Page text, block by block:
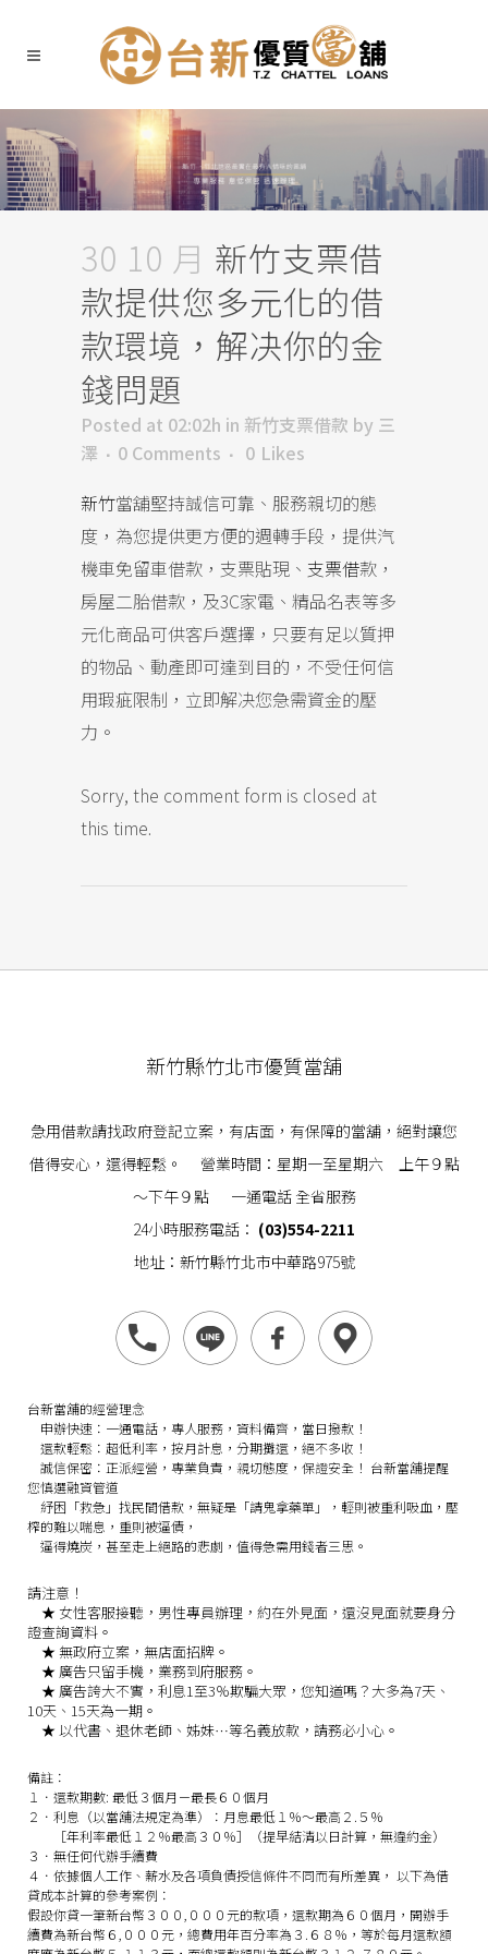
30 10 月 新竹支票借
款提供您多元化的借
款環境，解决你的金
錢問題
Posted at 02:02h in 新竹支票借款 by 三
澤
0 Comments 0 Likes
新竹當舖堅持誠信可靠、服務親切的態
度，為您提供更方便的週轉手段，提供汽
機車免留車借款，支票貼現、 支票借款，
房屋二胎借款，及3C家電、精品名表等多
元化商品可供客戶選擇，只要有足以質押
的物品、動產即可達到目的，不受任何信
用瑕疵限制，立即解决您急需資金的壓
力。
Sorry, the comment form is closed at
this time.
新竹縣竹北市優質當舖
急用借款請找政府登記立案，有店面，有保障的當舖，絕對讓您
借得安心，還得輕鬆。 營業時間：星期一至星期六 上午９點
～下午９點 一通電話 全省服務
24小時服務電話： (03)554-2211
地址：新竹縣竹北市中華路975號
台新當舖的經營理念
申辦快速： 一通電話，專人服務，資料備齊，當日撥款！
還款輕鬆： 超低利率，按月計息，分期攤還，絕不多收！
誠信保密： 正派經營，專業負責，親切態度，保證安全！ 台新當舖提醒
您慎選融資管道
紓困「救急」找民間借款，無疑是「請鬼拿藥單」，輕則被重利吸血，壓
榨的難以喘息，重則被逼債，
逼得燒炭，甚至走上絕路的悲劇，值得急需用錢者三思。
請注意！
★女性客服接聽，男性專員辦理，約在外見面，還沒見面就要身分
證查詢資料。
★無政府立案，無店面招牌。
★ 廣告只留手機，業務到府服務。
★ 廣告誇大不實，利息1至3％欺騙大眾，您知道嗎？大多為7天、
10天、15天為一期。
★以代書、退休老師、姊妹…等名義放款，請務必小心。
備註：
１．還款期數: 最低３個月－最長６０個月
２．利息（以當舖法規定為準）：月息最低１％～最高２.５％
［年利率最低１２％最高３０％］（提早結清以日計算，無違約金）
３．無任何代辦手續費
４．依據個人工作、薪水及各項負債授信條件不同而有所差異， 以下為借
貸成本計算的參考案例：
假設你貸一筆新台幣３００,０００元的款項，還款期為６０個月，開辦手
續費為新台幣６,０００元，總費用年百分率為３.６８％，等於每月還款額